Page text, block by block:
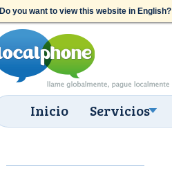
Do you want to view this website in English?
Inicio Servicios